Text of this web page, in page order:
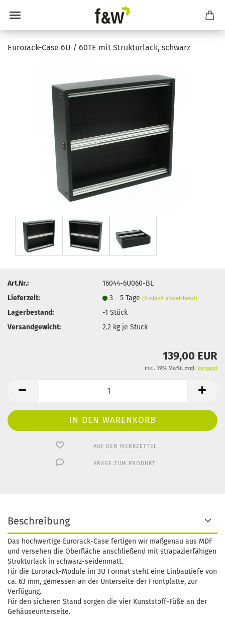
Eurorack-Case 6U / 60TE mit Strukturlack, schwarz
Art.Nr.:
16044-6U060-BL
Lieferzeit:
3 - 5 Tage(Ausland abweichend)
Lagerbestand: -1Stück
Versandgewicht:
2.2 kg je Stück
139,00 EUR
inkl. 19% MwSt. zzgl. Versand
AUF DEN MERKZETTEL
FRAGE ZUM PRODUKT
Beschreibung
Das hochwertige Eurorack-Case fertigen wir maßgenau aus MDF
und versehen die Oberfläche anschließend mit strapazierfähigen
Strukturlack in schwarz-seidenmatt.
Für die Eurorack-Module im 3U Format steht eine Einbautiefe von
ca. 63 mm, gemessen an der Unterseite der Frontplatte, zur
Verfügung.
Für den sicheren Stand sorgen die vier Kunststoff-Füße an der
Gehäuseunterseite.